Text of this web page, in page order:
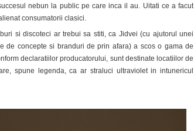
nebun la public pe care inca il au. Uitati ce a facut
consumatorii clasici.
si discoteci ar trebui sa stiti, ca Jidvei (cu ajutorul unei
de concepte si branduri de prin afara) a scos o gama de
declaratiilor producatorului, sunt destinate locatiilor de
spune legenda, ca ar straluci ultraviolet in intunericul